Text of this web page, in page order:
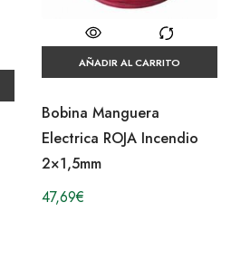
AÑADIR AL CARRITO
Bobina Manguera
Electrica ROJA Incendio
2×1,5mm
47,69€